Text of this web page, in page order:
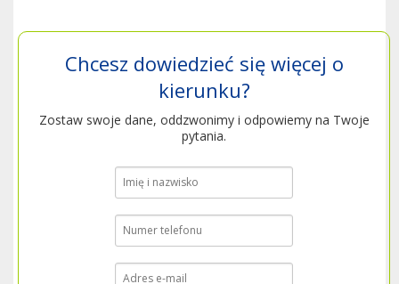
Chcesz dowiedzieć się więcej o
kierunku?
Zostaw swoje dane, oddzwonimy i odpowiemy na Twoje
pytania.